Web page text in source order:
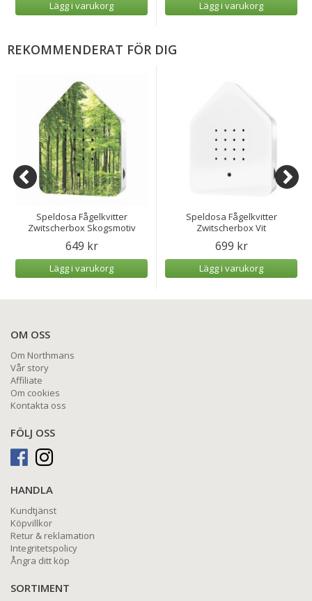
Lägg i varukorg Lägg i varukorg
REKOMMENDERAT FÖR DIG
Speldosa Fågelkvitter
Zwitscherbox Skogsmotiv
649 kr
Lägg i varukorg
Speldosa Fågelkvitter
Zwitscherbox Vit
699 kr
Lägg i varukorg
OM OSS
Om Northmans
Vår story
Affiliate
Om cookies
Kontakta oss
FÖLJ OSS
HANDLA
Kundtjänst
Köpvillkor
Retur & reklamation
Integritetspolicy
Ångra ditt köp
SORTIMENT